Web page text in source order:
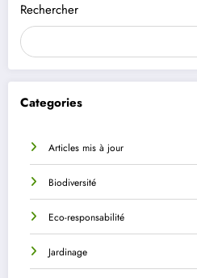
Rechercher
Categories
Articles mis à jour
Biodiversité
Eco-responsabilité
Jardinage